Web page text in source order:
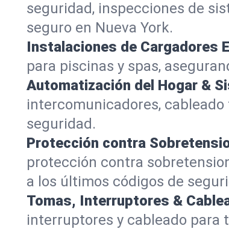
seguridad, inspecciones de
seguro en Nueva York.
Instalaciones de Cargadores
para piscinas y spas,
Automatización del Hogar &
intercomunicadores,
seguridad.
Protección contra
protección contra
a los últimos códigos de
Tomas, Interruptores &
interruptores y cableado para